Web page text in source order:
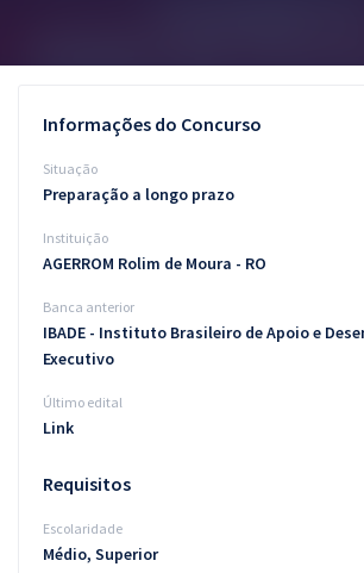
Conteúdo gratuito
Blog
Atendimento
Informações do Concurso
Situação
Preparação a longo prazo
Instituição
AGERROM Rolim de Moura - RO
Banca anterior
IBADE - Instituto Brasileiro de Apoio e
Executivo
Último edital
Link
Requisitos
Escolaridade
Médio, Superior